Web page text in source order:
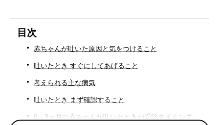
目次
赤ちゃんが吐いた原因と気をつけること
吐いたとき すぐにしてあげること
考えられる主な病気
吐いたとき まず確認すること
0～3ヶ月の赤ちゃんが吐いたときの受診タイミング